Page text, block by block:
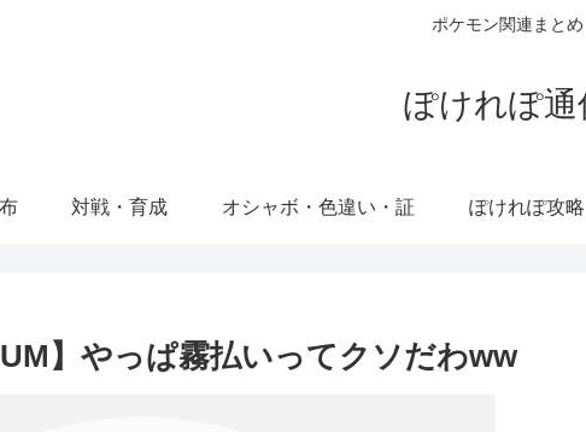
ポケモン関連まとめ
ぽけれぽ通
対戦・育成 オシャボ・色違い・証 ぽけれぽ攻略
】やっぱ霧払いってクソだわww